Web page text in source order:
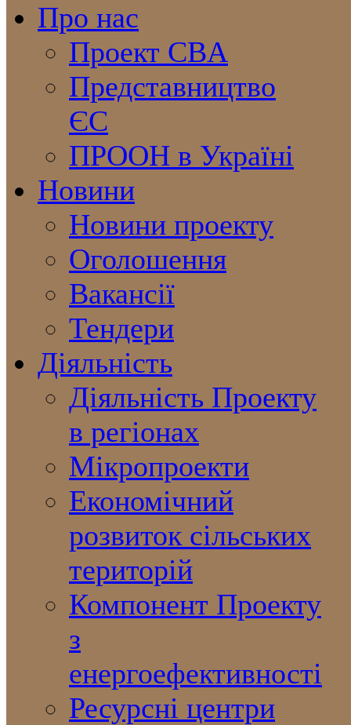
Про нас
Проект CBA
Представництво
ЄС
ПРООН в Україні
Новини
Новини проекту
Оголошення
Вакансії
Тендери
Діяльність
Діяльність Проекту
в регіонах
Мікропроекти
Економічний
розвиток сільських
територій
Компонент Проекту
з
енергоефективності
Ресурсні центри